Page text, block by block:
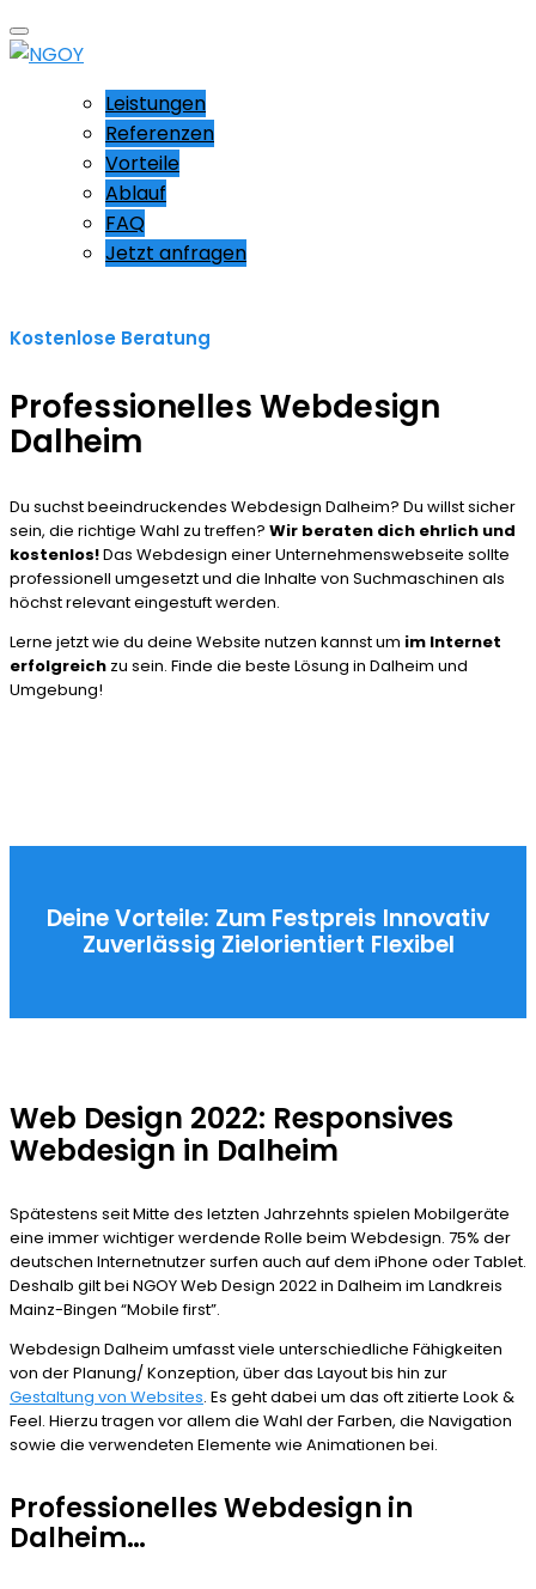
Leistungen
Referenzen
Vorteile
Ablauf
FAQ
Jetzt anfragen
Kostenlose Beratung
Professionelles Webdesign
Dalheim
Du suchst beeindruckendes Webdesign Dalheim? Du willst sicher
sein, die richtige Wahl zu treffen? Wir beraten dich ehrlich und
kostenlos!Das Webdesign einer Unternehmenswebseite sollte
professionell umgesetzt und die Inhalte von Suchmaschinen als
höchst relevant eingestuft werden.
Lerne jetzt wie du deine Website nutzen kannst um im Internet
erfolgreich zu sein. Finde die beste Lösung in Dalheim und
Umgebung!
Deine Vorteile: Zum Festpreis Innovativ
Zuverlässig Zielorientiert Flexibel
Web Design 2022: Responsives
Webdesign in Dalheim
Spätestens seit Mitte des letzten Jahrzehnts spielen Mobilgeräte
eine immer wichtiger werdende Rolle beim Webdesign. 75% der
deutschen Internetnutzer surfen auch auf dem iPhone oder Tablet.
Deshalb gilt bei NGOY Web Design 2022 in Dalheim im Landkreis
Mainz-Bingen “Mobile first”.
Webdesign Dalheim umfasst viele unterschiedliche Fähigkeiten
von der Planung/ Konzeption, über das Layout bis hin zur
Gestaltung von Websites. Es geht dabei um das oft zitierte Look &
Feel. Hierzu tragen vor allem die Wahl der Farben, die Navigation
sowie die verwendeten Elemente wie Animationen bei.
Professionelles Webdesign in
Dalheim…